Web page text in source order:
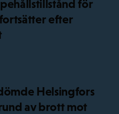
för
efter
Helsingfors
av brott mot